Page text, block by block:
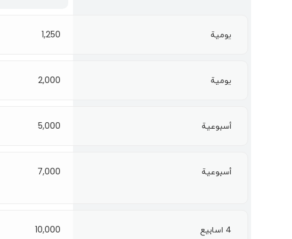
يومية 1,250
يومية 2,000
أسبوعية 5,000
أسبوعية 7,000
4 اسابيع 10,000